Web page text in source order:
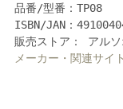
品番/型番：TP08
ISBN/JAN：
販売ストア： アル
メーカー・関連サイト